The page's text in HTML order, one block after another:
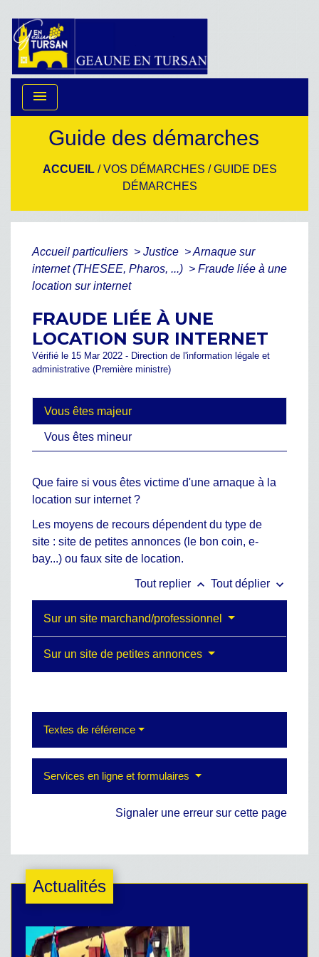
menu
Guide des démarches
ACCUEIL/VOS DÉMARCHES /GUIDE DES
DÉMARCHES
Accueil particuliers > Justice >Arnaque sur
internet (THESEE, Pharos, ...) > Fraude liée à une
location sur internet
FRAUDE LIÉE À UNE
LOCATION SUR INTERNET
Vérifié le 15 Mar 2022 - Direction de l'information légale et
administrative (Première ministre)
Vous êtes majeur
Vous êtes mineur
Que faire si vous êtes victime d'une arnaque à la
location sur internet ?
Les moyens de recours dépendent du type de
site : site de petites annonces (le bon coin, e-
bay...) ou faux site de location.
Tout replier keyboard_arrow_up Tout déplier keyboard_arrow_down
Sur un site marchand/professionnel
Sur un site de petites annonces
Textes de référence
Services en ligne et formulaires
Signaler une erreur sur cette page
Actualités